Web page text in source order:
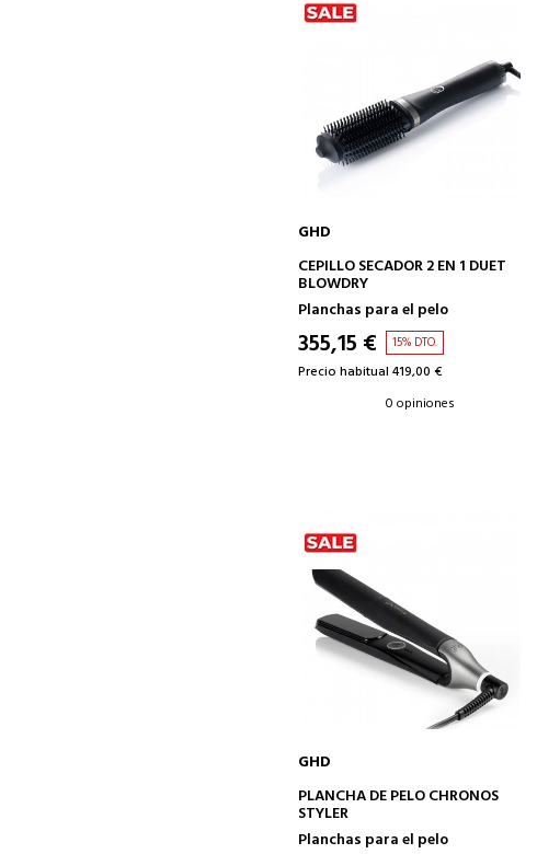
AÑADIR A LA CESTA
GHD
CEPILLO SECADOR 2 EN 1 DUET
BLOWDRY
Planchas para el pelo
355,15 € 15% DTO.
Precio habitual 419,00 €
0 opiniones
AÑADIR A LA CESTA
GHD
PLANCHA DE PELO CHRONOS
STYLER
Planchas para el pelo